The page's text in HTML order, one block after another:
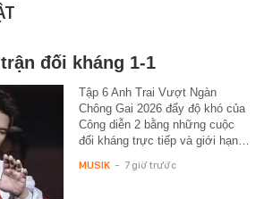
đối kháng 1-1
Tập 6 Anh Trai Vượt Ngàn
Chông Gai 2026 đẩy độ khó của
Công diễn 2 bằng những cuộc
đối kháng trực tiếp và giới hạn…
MUSIK - 7 giờ trước